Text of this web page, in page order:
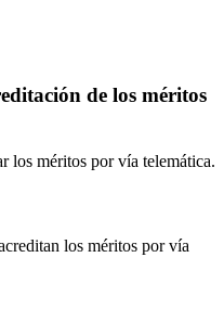
de los méritos
los méritos por vía telemática.
los méritos por vía